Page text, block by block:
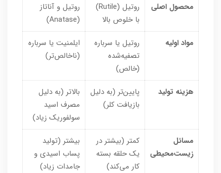
محصول اصلی
روتیل (Rutile)
با خلوص بالا
روتیل و آناتاز
(Anatase)
مواد اولیه
روتیل یا سرباره
تصفیه‌شده
(خالص)
ایلمنیت یا سرباره
(ناخالص‌تر)
هزینه تولید
پایین‌تر (به دلیل
بازیافت کلر)
بالاتر (به دلیل
مصرف اسید
سولفوریک زیاد)
مسائل
زیست‌محیطی
کمتر (بیشتر در
یک حلقه بسته
کار می‌کند)
بیشتر (تولید
پساب اسیدی و
جامدات زیاد)